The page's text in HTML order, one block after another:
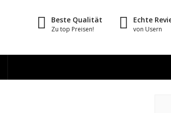
Beste Qualität
Zu top Preisen!
Echte
von Usern